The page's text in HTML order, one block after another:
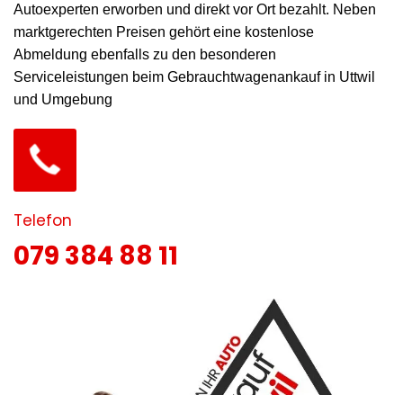
Autoexperten erworben und direkt vor Ort bezahlt. Neben
marktgerechten Preisen gehört eine kostenlose
Abmeldung ebenfalls zu den besonderen
Serviceleistungen beim Gebrauchtwagenankauf in Uttwil
und Umgebung
Telefon
079 384 88 11